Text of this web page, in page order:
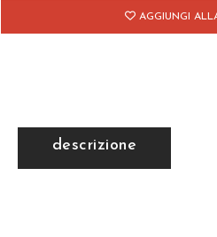
AGGIUNGI
descrizione